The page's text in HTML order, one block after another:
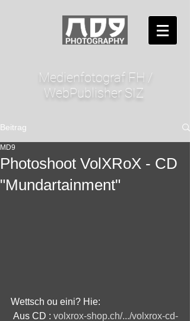
Medienfotograf FH /
WebPublisher SIZ
Beitrag
Photoshoot VolXRoX - CD
"Mundartainment"
MD9
Wettsch ou eini? Hie:
Aus CD : volxrox-shop.ch/.../volxrox-cd-